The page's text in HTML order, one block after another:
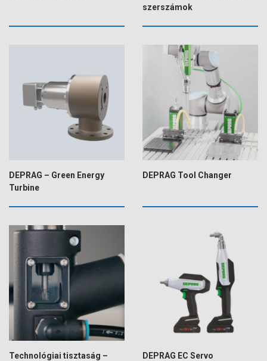
szerszámok
DEPRAG – Green Energy
Turbine
DEPRAG Tool Changer
Technológiai tisztaság –
DEPRAG EC Servo